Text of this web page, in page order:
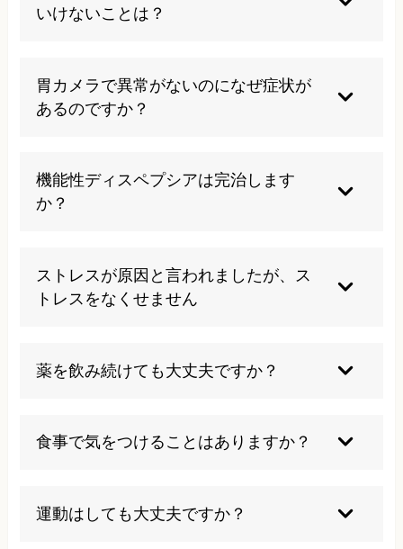
と生活習慣の改善が必要です。早期対処すること
で改善までの期間を短縮できます。
いけないことは？
度なストレスは症状を悪化させるため避けましょ
う。特にストレス管理は重要な要素となります。
胃カメラで異常がないのになぜ症状が
あるのですか？
敏になることで症状が現れます。これが機能性疾
患の特徴で、機能の低下が原因となります。
機能性ディスペプシアは完治します
か？
能性もあり、長期的な管理が必要な疾患です。生
活習慣の改善と継続的なケアが重要になります。
ストレスが原因と言われましたが、ス
トレスをなくせません
レス発散方法を見つけたり、受け止め方を変える
ことで症状の改善が期待できます。
薬を飲み続けても大丈夫ですか？
が、定期的な診察で効果と副作用をチェックする
ことが大切です。根本改善を目指すことも重要で
食事で気をつけることはありますか？
規則正しい食事時間を心がけることが重要です。
よく噛んで食べることも効果的です。
運動はしても大丈夫ですか？